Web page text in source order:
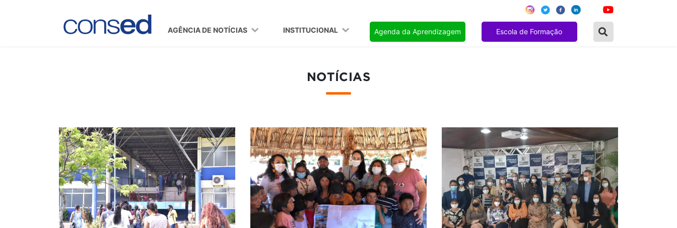
AGÊNCIA DE NOTÍCIAS INSTITUCIONAL Agenda da Aprendizagem Escola de Formação
NOTÍCIAS